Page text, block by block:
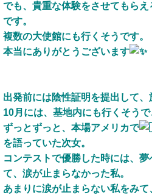
でも、貴重な体験をさせてもら
です。
複数の大使館にも行くそうです。
本当にありがとうございます
出発前には陰性証明を提出して、
10月には、基地内にも行くそうで
ずっとずっと、本場アメリカで
を語っていた次女。
コンテストで優勝した時には、
て、涙が止まらなかった私。
あまりに涙が止まらない私をみ